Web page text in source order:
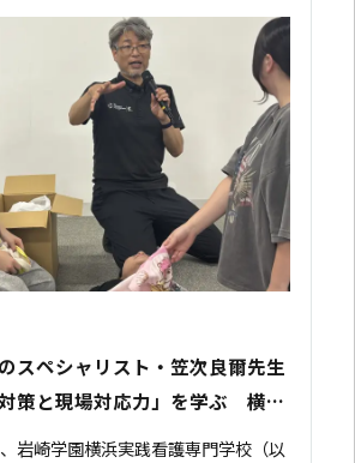
スペシャリスト・笠次良爾先生
策と現場対応力」を学ぶ 横浜
校で特別講義を開催
岩崎学園横浜実践看護専門学校（以